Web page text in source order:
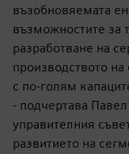
възобновяемата
възможностите за
разработване на
производството
с по-голям
- подчертава
управителния
развитието на